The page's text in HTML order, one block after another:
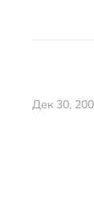
Дек 30,